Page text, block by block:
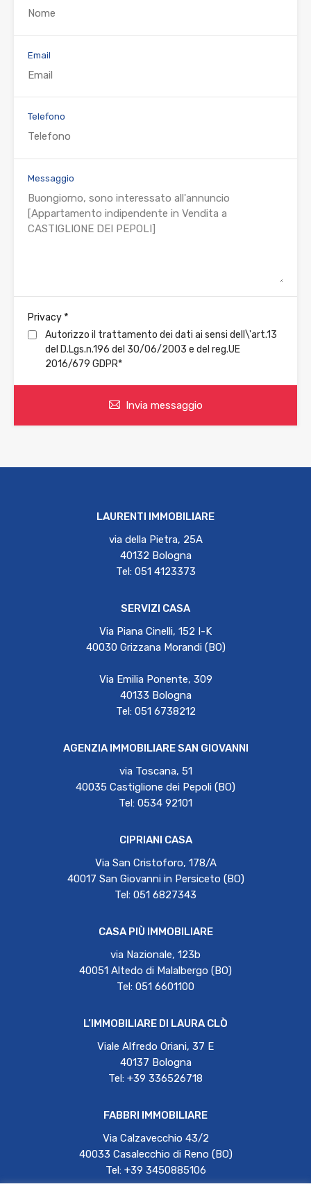
Email
Telefono
Messaggio
Privacy *
Autorizzo il trattamento dei dati ai sensi dell\'art.13
del D.Lgs.n.196 del 30/06/2003 e del reg.UE
2016/679 GDPR*
Invia messaggio
LAURENTI IMMOBILIARE
via della Pietra, 25A
40132 Bologna
Tel: 051 4123373
SERVIZI CASA
Via Piana Cinelli, 152 I-K
40030 Grizzana Morandi (BO)
Via Emilia Ponente, 309
40133 Bologna
Tel: 051 6738212
AGENZIA IMMOBILIARE SAN GIOVANNI
via Toscana, 51
40035 Castiglione dei Pepoli (BO)
Tel: 0534 92101
CIPRIANI CASA
Via San Cristoforo, 178/A
40017 San Giovanni in Persiceto (BO)
Tel: 051 6827343
CASA PIÙ IMMOBILIARE
via Nazionale, 123b
40051 Altedo di Malalbergo (BO)
Tel: 051 6601100
L’IMMOBILIARE DI LAURA CLÒ
Viale Alfredo Oriani, 37 E
40137 Bologna
Tel: +39 336526718
FABBRI IMMOBILIARE
Via Calzavecchio 43/2
40033 Casalecchio di Reno (BO)
Tel: +39 3450885106